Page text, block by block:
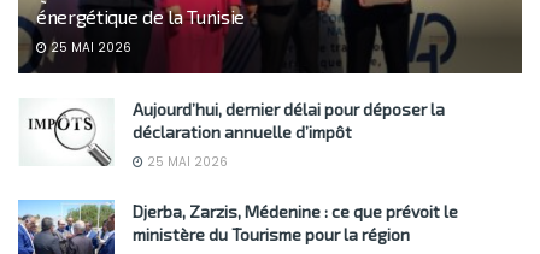
énergétique de la Tunisie
25 MAI 2026
Aujourd’hui, dernier délai pour déposer la
déclaration annuelle d’impôt
25 MAI 2026
Djerba, Zarzis, Médenine : ce que prévoit le
ministère du Tourisme pour la région